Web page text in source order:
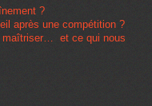
?
après une compétition ?
maîtriser… et ce qui nous